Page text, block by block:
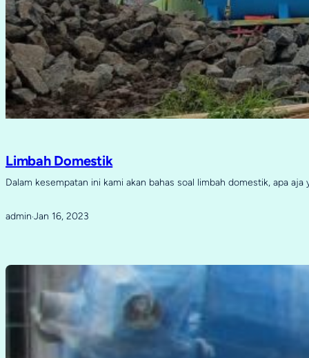
Limbah Domestik
Dalam kesempatan ini kami akan bahas soal limbah domestik, apa aja
admin·Jan 16, 2023